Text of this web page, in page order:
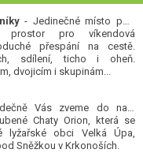
- Jedinečné místo pod
prostor pro víkendová
přespání na cestě.
sdílení, ticho i oheň.
dvojicím i skupinám...
Vás zveme do naší
Chaty Orion, která se
lyžařské obci Velká Úpa,
Sněžkou v Krkonoších.